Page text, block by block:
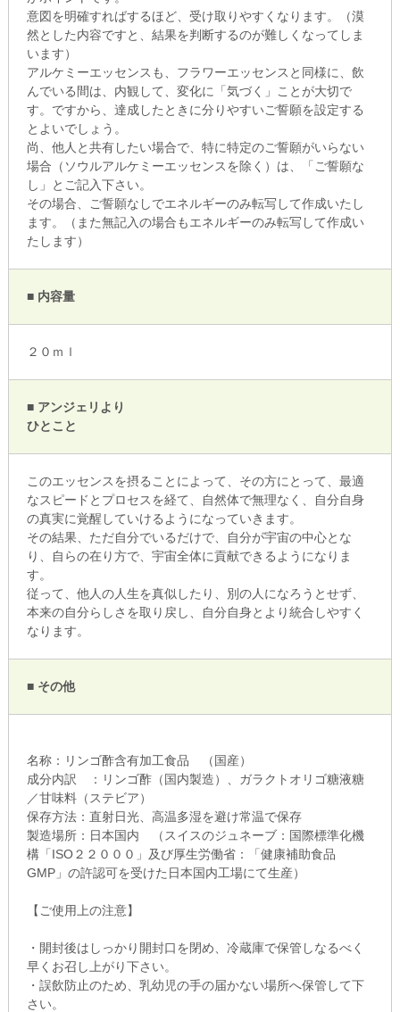
意図を明確すればするほど、受け取りやすくなります。（漠
然とした内容ですと、結果を判断するのが難しくなってしま
います）
アルケミーエッセンスも、フラワーエッセンスと同様に、飲
んでいる間は、内観して、変化に「気づく」ことが大切で
す。ですから、達成したときに分りやすいご誓願を設定する
とよいでしょう。
尚、他人と共有したい場合で、特に特定のご誓願がいらない
場合（ソウルアルケミーエッセンスを除く）は、「ご誓願な
し」とご記入下さい。
その場合、ご誓願なしでエネルギーのみ転写して作成いたし
ます。（また無記入の場合もエネルギーのみ転写して作成い
たします）
■ 内容量
２０ｍｌ
■ アンジェリより
ひとこと
このエッセンスを摂ることによって、その方にとって、最適
なスピードとプロセスを経て、自然体で無理なく、自分自身
の真実に覚醒していけるようになっていきます。
その結果、ただ自分でいるだけで、自分が宇宙の中心とな
り、自らの在り方で、宇宙全体に貢献できるようになりま
す。
従って、他人の人生を真似したり、別の人になろうとせず、
本来の自分らしさを取り戻し、自分自身とより統合しやすく
なります。
■ その他
名称：リンゴ酢含有加工食品 （国産）
成分内訳 ：リンゴ酢（国内製造）、ガラクトオリゴ糖液糖
／甘味料（ステビア）
保存方法：直射日光、高温多湿を避け常温で保存
製造場所：日本国内 （スイスのジュネーブ：国際標準化機
構「ISO２２０００」及び厚生労働省：「健康補助食品
GMP」の許認可を受けた日本国内工場にて生産）
【ご使用上の注意】
・開封後はしっかり開封口を閉め、冷蔵庫で保管しなるべく
早くお召し上がり下さい。
・誤飲防止のため、乳幼児の手の届かない場所へ保管して下
さい。